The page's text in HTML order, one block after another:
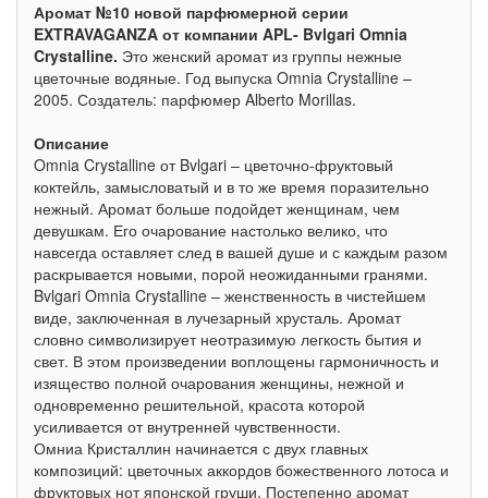
Аромат №10 новой парфюмерной серии
EXTRAVAGANZA от компании APL- Bvlgari Omnia
Crystalline. Это женский аромат из группы нежные
цветочные водяные. Год выпуска Omnia Crystalline –
2005. Создатель: парфюмер Alberto Morillas.
Описание
Omnia Crystalline от Bvlgari – цветочно-фруктовый
коктейль, замысловатый и в то же время поразительно
нежный. Аромат больше подойдет женщинам, чем
девушкам. Его очарование настолько велико, что
навсегда оставляет след в вашей душе и с каждым разом
раскрывается новыми, порой неожиданными гранями.
Bvlgari Omnia Crystalline – женственность в чистейшем
виде, заключенная в лучезарный хрусталь. Аромат
словно символизирует неотразимую легкость бытия и
свет. В этом произведении воплощены гармоничность и
изящество полной очарования женщины, нежной и
одновременно решительной, красота которой
усиливается от внутренней чувственности.
Омниа Кристаллин начинается с двух главных
композиций: цветочных аккордов божественного лотоса и
фруктовых нот японской груши. Постепенно аромат